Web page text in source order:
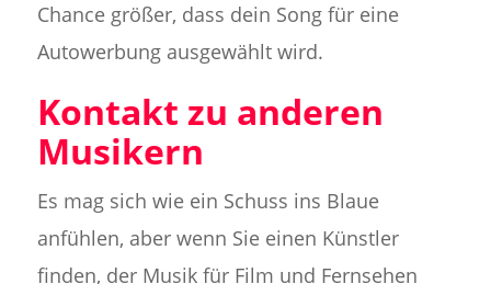
Chance größer, dass dein Song für eine
Autowerbung ausgewählt wird.
Kontakt zu anderen
Musikern
Es mag sich wie ein Schuss ins Blaue
anfühlen, aber wenn Sie einen Künstler
finden, der Musik für Film und Fernsehen